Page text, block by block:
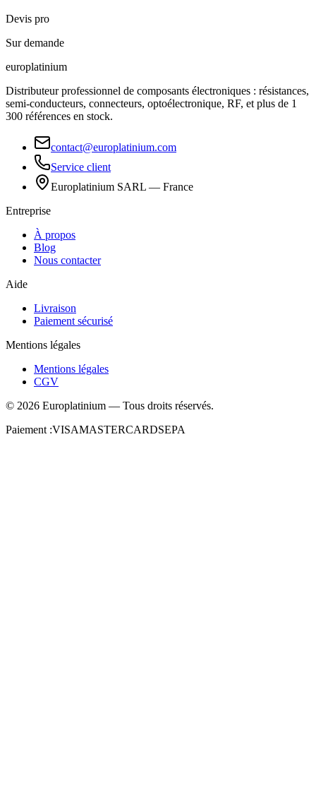
Devis pro
Sur demande
europlatinium
Distributeur professionnel de composants électroniques : résistances,
semi-conducteurs, connecteurs, optoélectronique, RF, et plus de 1
300 références en stock.
contact@europlatinium.com
Service client
Europlatinium SARL — France
Entreprise
À propos
Blog
Nous contacter
Aide
Livraison
Paiement sécurisé
Mentions légales
Mentions légales
CGV
© 2026 Europlatinium — Tous droits réservés.
Paiement :VISAMASTERCARDSEPA